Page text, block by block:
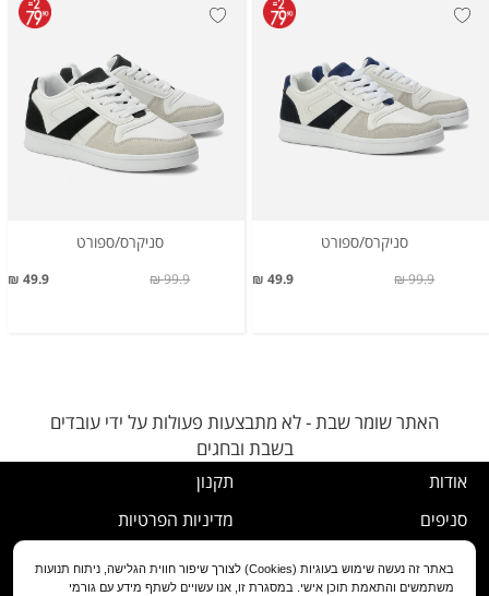
סניקרס/ספורט
49.9 ₪ 99.9 ₪
סניקרס/ספורט
49.9 ₪ 99.9 ₪
האתר שומר שבת - לא מתבצעות פעולות על ידי עובדים
בשבת ובחגים
אודות
סניפים
תקנון
מדיניות הפרטיות
נוהל ביטול עסקה
באתר זה נעשה שימוש בעוגיות (Cookies) לצורך שיפור חווית הגלישה, ניתוח תנועות
משתמשים והתאמת תוכן אישי. במסגרת זו, אנו עשויים לשתף מידע עם גורמי